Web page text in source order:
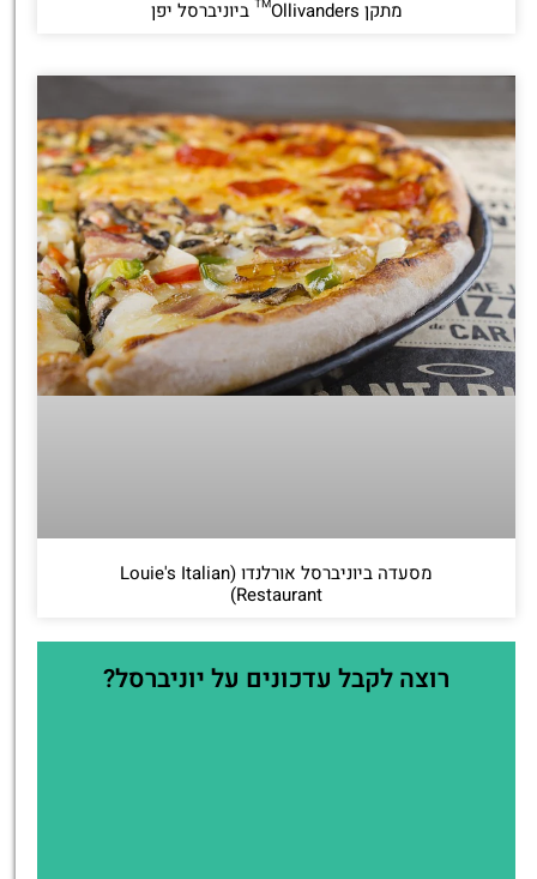
מתקן Ollivanders™ ביוניברסל יפן
מסעדה ביוניברסל אורלנדו (Louie's Italian
Restaurant)
רוצה לקבל עדכונים על יוניברסל?